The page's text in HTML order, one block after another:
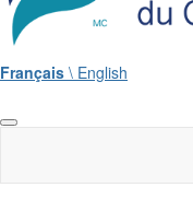
Français \ English